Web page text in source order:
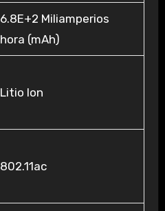
‎6.8E+2 Miliamperios
hora (mAh)
‎Litio Ion
‎802.11ac